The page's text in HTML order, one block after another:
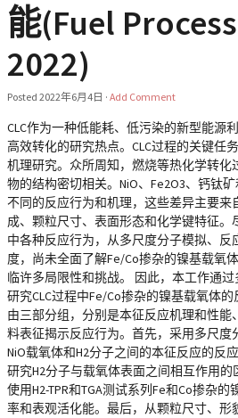
能(Fuel
2022)
Posted 2022年6月4日 · Add Comment
CLC作为一种低能耗、低污染的新型能源
高效转化的研究热点。CLC过程的关键任
机理研究。众所周知，燃烧等热化学转化
物的结构密切相关。NiO、Fe2O3、钙钛
不同的反应行为和机理，这些差异主要来
成、颗粒尺寸、表面形态和化学键特征。
中各种反应行为，从多尺度分子模拟、反
度，尚未全面了解Fe/Co掺杂的镍基载氧
临许多局限性和挑战。 因此，本工作通
研究CLC过程中Fe/Co掺杂的镍基载氧体
由三部分组，分别是本征反应机理和性
料表征揭示反应行为。首先，采用多尺度
NiO载氧体和H2分子之间的本征反应的反
研究H2分子与载氧体表面之间相互作用的
使用H2-TPR和TGA测试系列Fe和Co掺杂
率和表观活化能。最后，从颗粒尺寸、形